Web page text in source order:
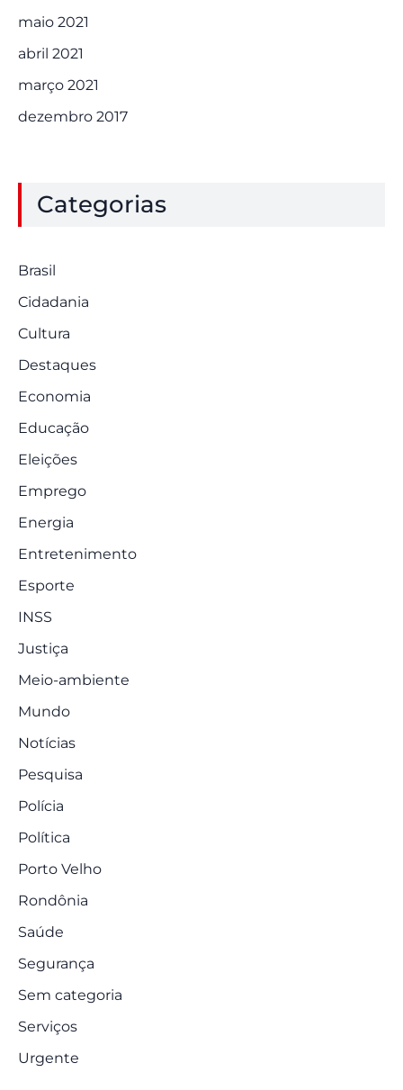
maio 2021
abril 2021
março 2021
dezembro 2017
Categorias
Brasil
Cidadania
Cultura
Destaques
Economia
Educação
Eleições
Emprego
Energia
Entretenimento
Esporte
INSS
Justiça
Meio-ambiente
Mundo
Notícias
Pesquisa
Polícia
Política
Porto Velho
Rondônia
Saúde
Segurança
Sem categoria
Serviços
Urgente